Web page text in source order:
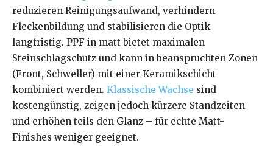
reduzieren Reinigungsaufwand, verhindern
Fleckenbildung und stabilisieren die Optik
langfristig. PPF in matt bietet maximalen
Steinschlagschutz und kann in beanspruchten Zonen
(Front, Schweller) mit einer Keramikschicht
kombiniert werden. Klassische Wachse sind
kostengünstig, zeigen jedoch kürzere Standzeiten
und erhöhen teils den Glanz – für echte Matt-
Finishes weniger geeignet.